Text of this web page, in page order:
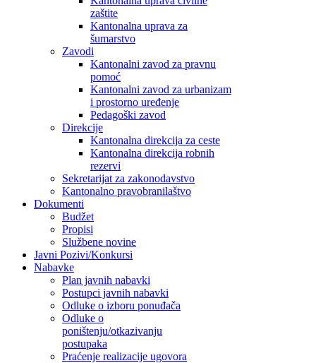
zaštite
Kantonalna uprava za
šumarstvo
Zavodi
Kantonalni zavod za pravnu
pomoć
Kantonalni zavod za urbanizam
i prostorno uređenje
Pedagoški zavod
Direkcije
Kantonalna direkcija za ceste
Kantonalna direkcija robnih
rezervi
Sekretarijat za zakonodavstvo
Kantonalno pravobranilaštvo
Dokumenti
Budžet
Propisi
Službene novine
Javni Pozivi/Konkursi
Nabavke
Plan javnih nabavki
Postupci javnih nabavki
Odluke o izboru ponuđača
Odluke o
poništenju/otkazivanju
postupaka
Praćenje realizacije ugovora